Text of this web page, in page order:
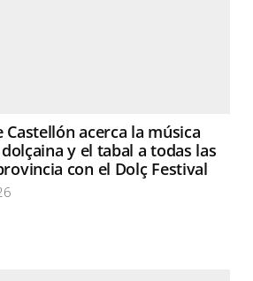
Castellón acerca la música
y el tabal a todas las
con el Dolç Festival